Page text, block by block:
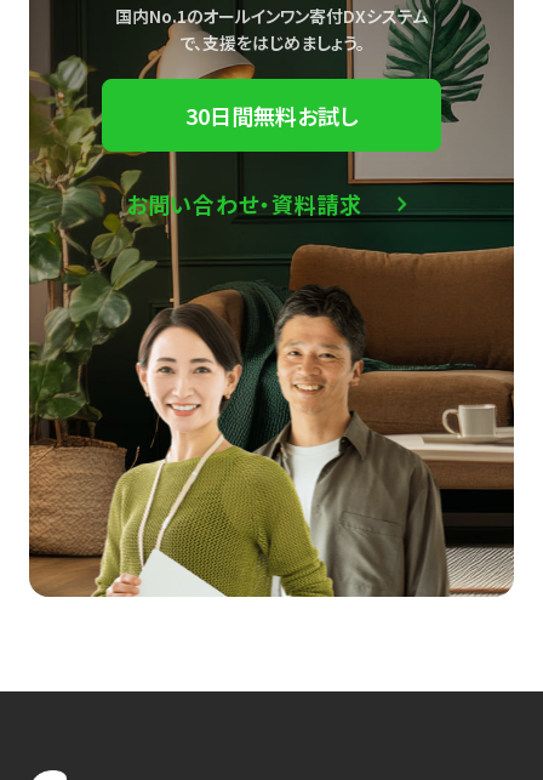
国内No.1のオールインワン寄付DXシステム
で、支援をはじめましょう。
30日間無料お試し
お問い合わせ・資料請求